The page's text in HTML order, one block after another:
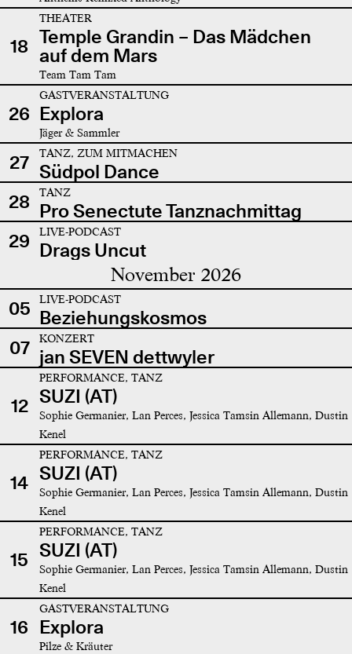
18
THEATER
Temple Grandin – Das Mädchen
auf dem Mars
Team Tam Tam
26
GASTVERANSTALTUNG
Explora
Jäger & Sammler
27 TANZ, ZUM MITMACHEN
Südpol Dance
28
TANZ
Pro Senectute Tanznachmittag
29
LIVE-PODCAST
Drags Uncut
November 2026
05 LIVE-PODCAST
Beziehungskosmos
07
KONZERT
jan SEVEN dettwyler
12
PERFORMANCE, TANZ
SUZI (AT)
Sophie Germanier, Lan Perces, Jessica Tamsin Allemann, Dustin
Kenel
14
PERFORMANCE, TANZ
SUZI (AT)
Sophie Germanier, Lan Perces, Jessica Tamsin Allemann, Dustin
Kenel
15
PERFORMANCE, TANZ
SUZI (AT)
Sophie Germanier, Lan Perces, Jessica Tamsin Allemann, Dustin
Kenel
16
GASTVERANSTALTUNG
Explora
Pilze & Kräuter